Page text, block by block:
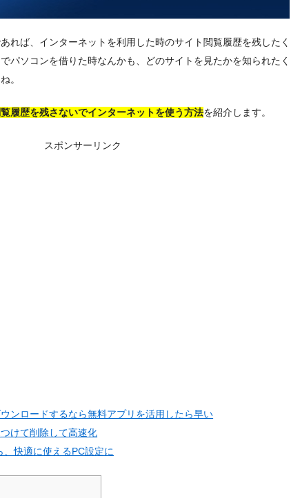
れば、インターネットを利用した時のサイト閲覧履歴を残したく
パソコンを借りた時なんかも、どのサイトを見たかを知られたく
。
履歴を残さないでインターネットを使う方法を紹介します。
スポンサーリンク
ンロードするなら無料アプリを活用したら早い
けて削除して高速化
快適に使えるPC設定に